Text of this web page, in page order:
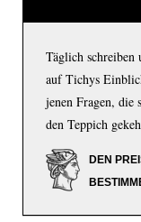
Täglich schreiben
auf Tichys
jenen Fragen, die
den Teppich
DEN